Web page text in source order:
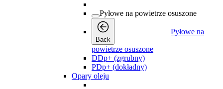
Pyłowe na powietrze osuszone
Back
Pyłowe na
powietrze osuszone
DDp+ (zgrubny)
PDp+ (dokładny)
Opary oleju